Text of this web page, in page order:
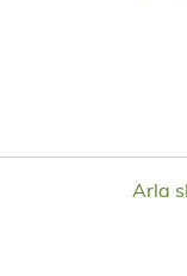
Arla